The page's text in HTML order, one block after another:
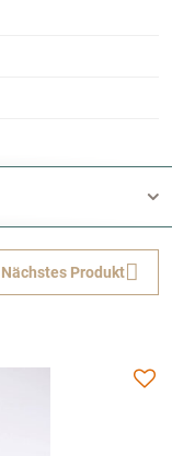
Nächstes Produkt